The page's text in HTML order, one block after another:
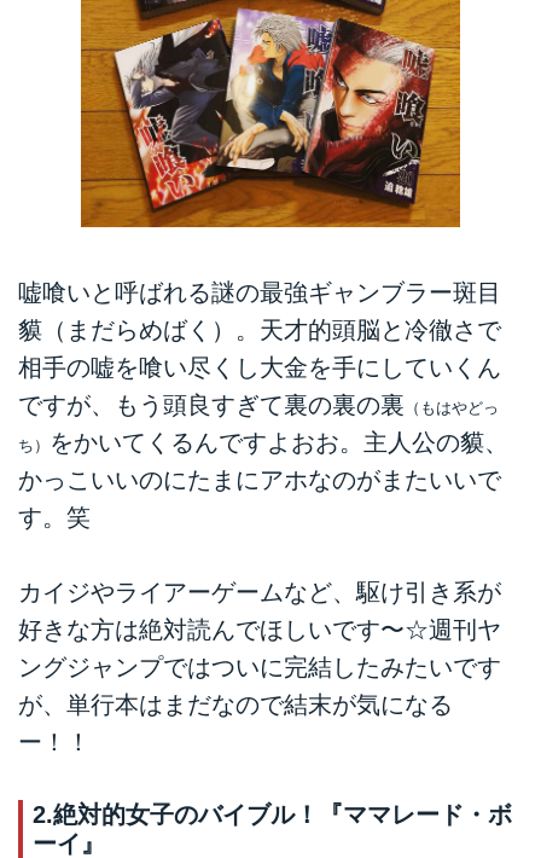
嘘喰いと呼ばれる謎の最強ギャンブラー斑目
貘（まだらめばく）。天才的頭脳と冷徹さで
相手の嘘を喰い尽くし大金を手にしていくん
ですが、もう頭良すぎて裏の裏の裏 （もはやどっ
ち）
をかいてくるんですよおお。主人公の貘、
かっこいいのにたまにアホなのがまたいいで
す。笑
カイジやライアーゲームなど、駆け引き系が
好きな方は絶対読んでほしいです〜☆週刊ヤ
ングジャンプではついに完結したみたいです
が、単行本はまだなので結末が気になる
ー！！
2.絶対的女子のバイブル！『ママレード・ボ
ーイ』